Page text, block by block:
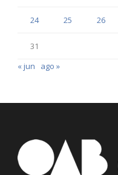
24 25 26
31
« jun
ago »